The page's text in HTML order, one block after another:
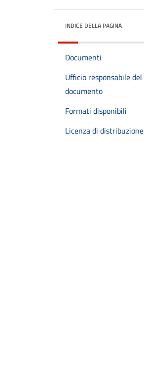
INDICE DELLA PAGINA
Documenti
Ufficio responsabile del
documento
Formati disponibili
Licenza di distribuzione